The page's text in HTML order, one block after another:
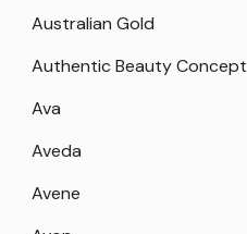
Australian Gold
Authentic Beauty Concept
Ava
Aveda
Avene